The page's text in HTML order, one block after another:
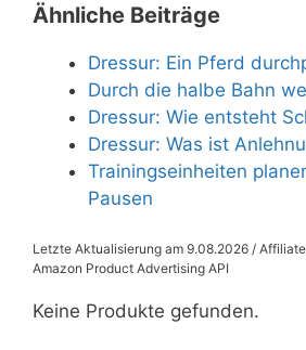
Ähnliche Beiträge
Dressur: Ein Pferd
Durch die halbe Bahn
Dressur: Wie entsteht
Dressur: Was ist
Trainingseinheiten
Pausen
Letzte Aktualisierung am 9.08.2026 /
Amazon Product Advertising API
Keine Produkte gefunden.